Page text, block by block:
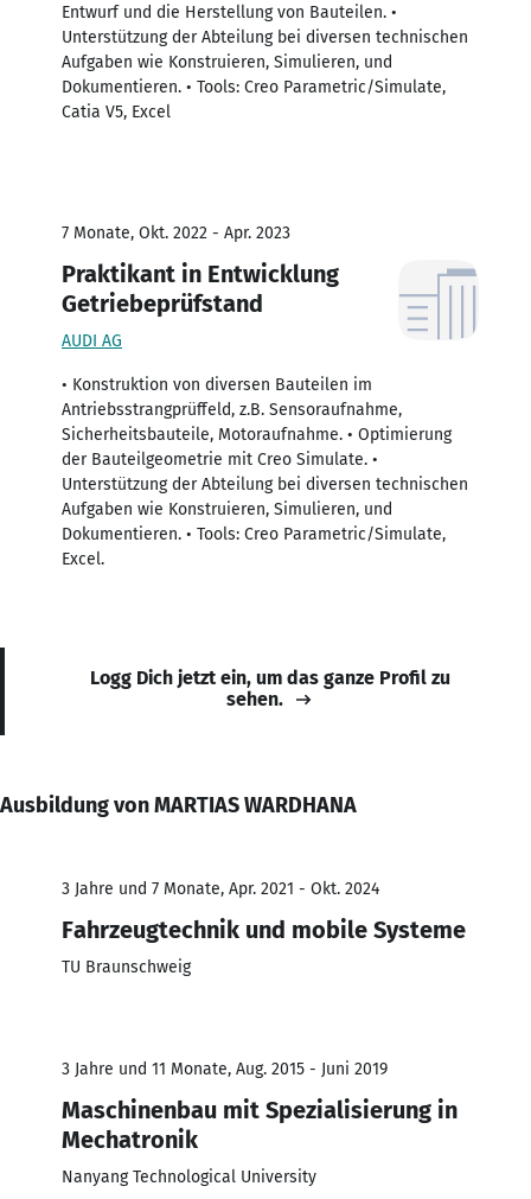
Entwurf und die Herstellung von Bauteilen. •
Unterstützung der Abteilung bei diversen technischen
Aufgaben wie Konstruieren, Simulieren, und
Dokumentieren. • Tools: Creo Parametric/Simulate,
Catia V5, Excel
7 Monate, Okt. 2022 - Apr. 2023
Praktikant in Entwicklung
Getriebeprüfstand
AUDI AG
• Konstruktion von diversen Bauteilen im
Antriebsstrangprüffeld, z.B. Sensoraufnahme,
Sicherheitsbauteile, Motoraufnahme. • Optimierung
der Bauteilgeometrie mit Creo Simulate. •
Unterstützung der Abteilung bei diversen technischen
Aufgaben wie Konstruieren, Simulieren, und
Dokumentieren. • Tools: Creo Parametric/Simulate,
Excel.
Logg Dich jetzt ein, um das ganze Profil zu
sehen.
Ausbildung von MARTIAS WARDHANA
3 Jahre und 7 Monate, Apr. 2021 - Okt. 2024
Fahrzeugtechnik und mobile Systeme
TU Braunschweig
3 Jahre und 11 Monate, Aug. 2015 - Juni 2019
Maschinenbau mit Spezialisierung in
Mechatronik
Nanyang Technological University